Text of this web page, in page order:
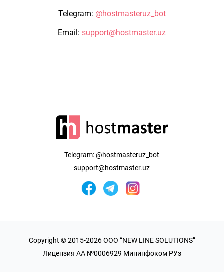
Telegram: @hostmasteruz_bot
Email: support@hostmaster.uz
Telegram:@hostmasteruz_bot
support@hostmaster.uz
Copyright © 2015-2026 OOO “NEW LINE SOLUTIONS”
Лицензия AA №0006929 Мининфоком РУз